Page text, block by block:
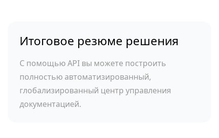
Итоговое резюме решения
С помощью API вы можете построить
полностью автоматизированный,
глобализированный центр управления
документацией.